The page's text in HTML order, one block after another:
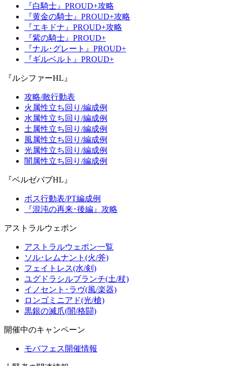
『白騎士』PROUD+攻略
『黄金の騎士』PROUD+攻略
『エキドナ』PROUD+攻略
『紫の騎士』PROUD+
『ナル･グレート』PROUD+
『ギルベルト』PROUD+
『ルシファーHL』
攻略/敵行動表
火属性立ち回り/編成例
水属性立ち回り/編成例
土属性立ち回り/編成例
風属性立ち回り/編成例
光属性立ち回り/編成例
闇属性立ち回り/編成例
『ベルゼバブHL』
ボス行動表/PT編成例
『混沌の再来･後編』攻略
アストラルウェポン
アストラルウェポン一覧
ソル･レムナント(火/斧)
フェイトレス(水/剣)
ユグドラシルブランチ(土/杖)
イノセント･ラヴ(風/楽器)
ロンゴミニアド(光/槍)
黒銀の滅爪(闇/格闘)
開催中のキャンペーン
モバフェス開催情報